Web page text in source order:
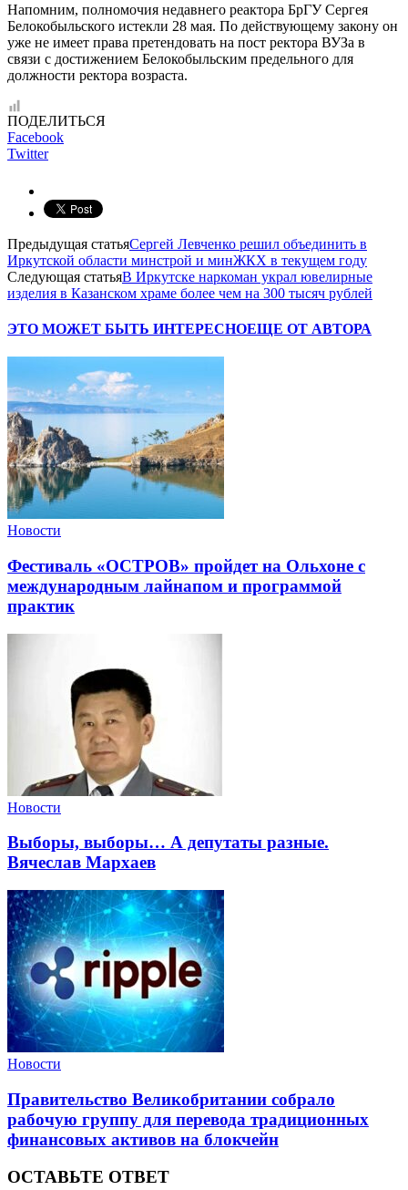
Напомним, полномочия недавнего реактора БрГУ Сергея
Белокобыльского истекли 28 мая. По действующему закону он
уже не имеет права претендовать на пост ректора ВУЗа в
связи с достижением Белокобыльским предельного для
должности ректора возраста.
ПОДЕЛИТЬСЯ
Facebook
Twitter
Предыдущая статьяСергей Левченко решил объединить в
Иркутской области минстрой и минЖКХ в текущем году
Следующая статьяВ Иркутске наркоман украл ювелирные
изделия в Казанском храме более чем на 300 тысяч рублей
ЭТО МОЖЕТ БЫТЬ ИНТЕРЕСНОЕЩЕ ОТ АВТОРА
Новости
Фестиваль «ОСТРОВ» пройдет на Ольхоне с
международным лайнапом и программой
практик
Новости
Выборы, выборы… А депутаты разные.
Вячеслав Мархаев
Новости
Правительство Великобритании собрало
рабочую группу для перевода традиционных
финансовых активов на блокчейн
ОСТАВЬТЕ ОТВЕТ